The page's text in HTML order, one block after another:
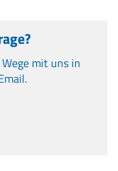
mit uns in